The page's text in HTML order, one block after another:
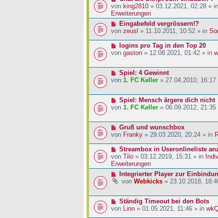
a
g
i
t
r
a
g
r
B
e
t
r
a
g
e
u
e
B
e
t
a
g
von king2810 » 03.12.2021, 02:28 » in
Erweiterungen
N
e
e
r
e
t
a
g
Eingabefeld vergrössern!?
von zeusl » 11.10.2011, 10:52 » in
N
e
e
B
i
r
g
logins pro Tag in den Top 20
von gaston » 12.08.2021, 01:42 » in
N
e
e
B
i
r
a
g
Spiel: 4 Gewinnt
von 1. FC Keller » 27.04.2010, 16:17
N
e
e
B
e
t
r
a
g
Spiel: Mensch ärgere dich nicht
von 1. FC Keller » 06.09.2012, 21:35
N
e
e
r
B
e
t
a
g
Gruß und wunschbox
von Franky » 29.03.2020, 20:24 » in
N
e
u
e
B
t
Streambox in Useronlineliste
von Tilo » 03.12.2019, 15:31 » in
Erweiterungen
N
e
e
B
Integrierter Player zur
von Webkicks » 23.10.2018,
N
e
Ständig Timeout bei den Bots
von Linn » 01.05.2021, 11:46 » in